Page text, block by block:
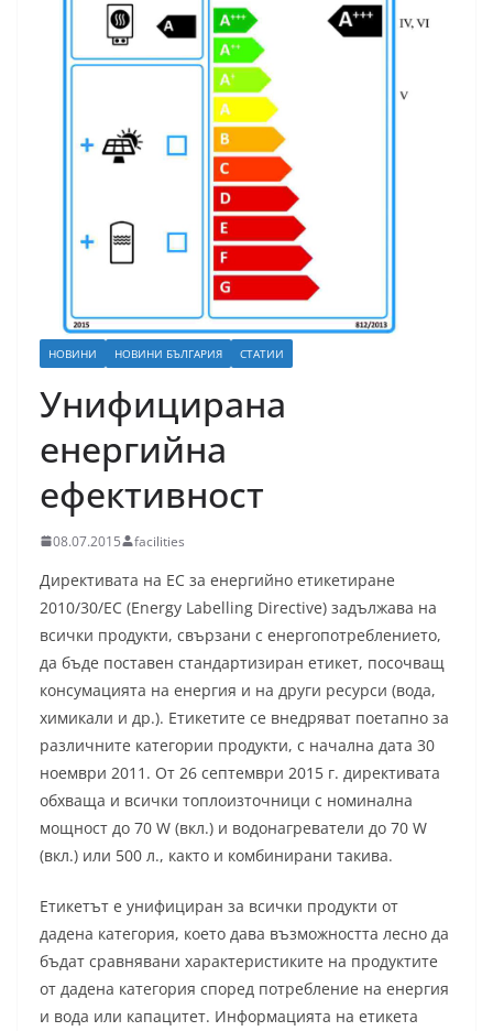
НОВИНИ НОВИНИ БЪЛГАРИЯ СТАТИИ
Унифицирана
енергийна
ефективност
08.07.2015 facilities
Директивата на ЕС за енергийно етикетиране
2010/30/ЕС (Energy Labelling Directive) задължава на
всички продукти, свързани с енергопотреблението,
да бъде поставен стандартизиран етикет, посочващ
консумацията на енергия и на други ресурси (вода,
химикали и др.). Етикетите се внедряват поетапно за
различните категории продукти, с начална дата 30
ноември 2011. От 26 септември 2015 г. директивата
обхваща и всички топлоизточници с номинална
мощност до 70 W (вкл.) и водонагреватели до 70 W
(вкл.) или 500 л., както и комбинирани такива.
Етикетът е унифициран за всички продукти от
дадена категория, което дава възможността лесно да
бъдат сравнявани характеристиките на продуктите
от дадена категория според потребление на енергия
и вода или капацитет. Информацията на етикета